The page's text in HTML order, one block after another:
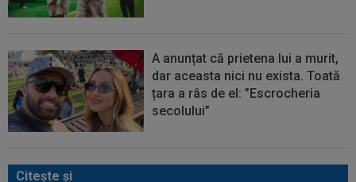
A anunțat că prietena lui a murit,
dar aceasta nici nu exista. Toată
țara a râs de el: ”Escrocheria
secolului”
Citeşte şi